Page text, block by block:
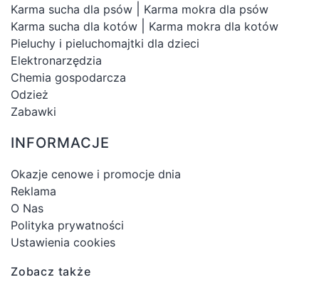
Karma sucha dla psów
Karma mokra dla psów
Karma sucha dla kotów
Karma mokra dla kotów
Pieluchy i pieluchomajtki dla dzieci
Elektronarzędzia
Chemia gospodarcza
Odzież
Zabawki
INFORMACJE
Okazje cenowe i promocje dnia
Reklama
O Nas
Polityka prywatności
Ustawienia cookies
Zobacz także